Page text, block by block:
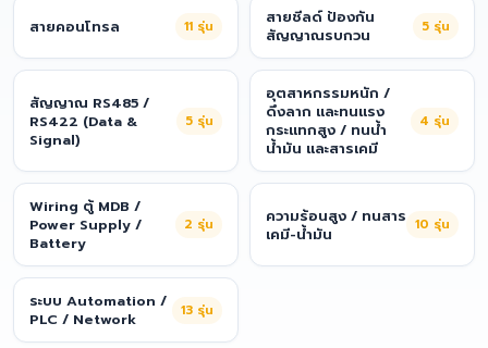
สายคอนโทรล 11 รุ่น
สายชีลด์ ป้องกัน
สัญญาณรบกวน
5 รุ่น
สัญญาณ RS485 /
RS422 (Data &
Signal)
5 รุ่น
อุตสาหกรรมหนัก /
ดึงลาก และทนแรง
กระแทกสูง / ทนน้ำ
น้ำมัน และสารเคมี
4 รุ่น
Wiring ตู้ MDB /
Power Supply /
Battery
2 รุ่น
ความร้อนสูง / ทนสาร
เคมี-น้ำมัน
10 รุ่น
ระบบ Automation /
PLC / Network
13 รุ่น